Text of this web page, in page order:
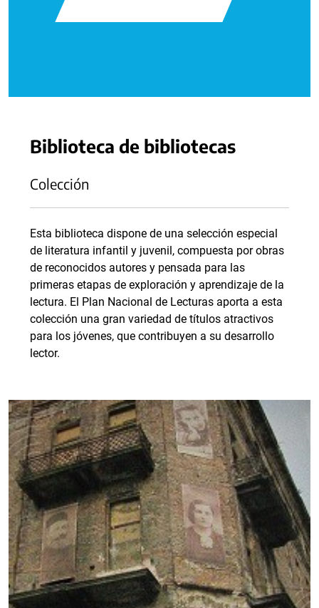
Biblioteca de bibliotecas
Colección
Esta biblioteca dispone de una selección especial
de literatura infantil y juvenil, compuesta por obras
de reconocidos autores y pensada para las
primeras etapas de exploración y aprendizaje de la
lectura. El Plan Nacional de Lecturas aporta a esta
colección una gran variedad de títulos atractivos
para los jóvenes, que contribuyen a su desarrollo
lector.